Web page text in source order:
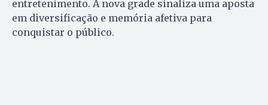
entretenimento. A nova grade sinaliza uma aposta
em diversificação e memória afetiva para
conquistar o público.